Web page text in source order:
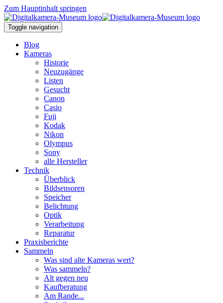
Zum Hauptinhalt springen
Toggle navigation
Blog
Kameras
Historie
Neuzugänge
Listen
Gesucht
Canon
Casio
Fuji
Kodak
Nikon
Olympus
Sony
alle Hersteller
Technik
Überblick
Bildsensoren
Speicher
Belichtung
Optik
Verarbeitung
Reparatur
Praxisberichte
Sammeln
Was sind alte Kameras wert?
Was sammeln?
Alt gegen neu
Kaufberatung
Am Rande...